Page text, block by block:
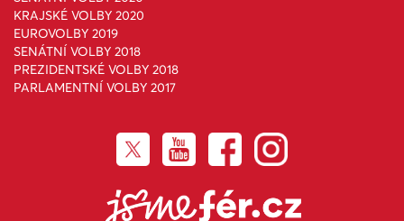
KRAJSKÉ VOLBY 2020
EUROVOLBY 2019
SENÁTNÍ VOLBY 2018
PREZIDENTSKÉ VOLBY 2018
PARLAMENTNÍ VOLBY 2017